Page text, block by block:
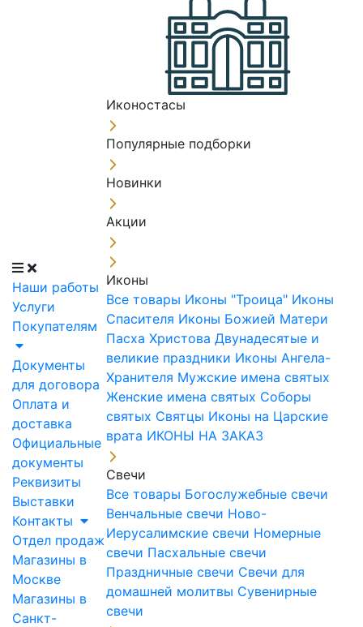
Наши работы
Услуги
Покупателям
Документы
для договора
Оплата и
доставка
Официальные
документы
Реквизиты
Выставки
Контакты
Отдел продаж
Магазины в
Москве
Магазины в
Санкт-
Иконостасы
Популярные подборки
Новинки
Акции
Иконы
Все товары Иконы "Троица" Иконы
Спасителя Иконы Божией Матери
Пасха Христова Двунадесятые и
великие праздники Иконы Ангела-
Хранителя Мужские имена святых
Женские имена святых Соборы
святых Святцы Иконы на Царские
врата ИКОНЫ НА ЗАКАЗ
Свечи
Все товары Богослужебные свечи
Венчальные свечи Ново-
Иерусалимские свечи Номерные
свечи Пасхальные свечи
Праздничные свечи Свечи для
домашней молитвы Сувенирные
свечи